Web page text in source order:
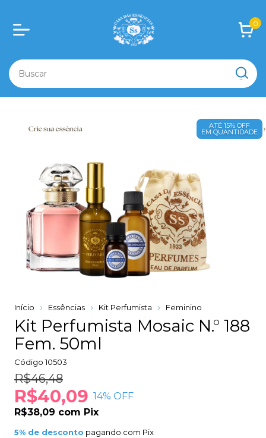
0
ATÉ 15% OFF
EM QUANTIDADE
Início Essências Kit Perfumista Feminino
Kit Perfumista Mosaic N.° 188
Fem. 50ml
Código 10503
R$46,48
R$40,09 14% OFF
R$38,09 com Pix
5% de desconto pagando com Pix